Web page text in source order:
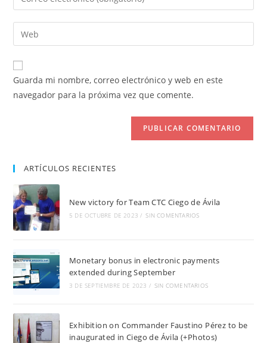
de
usuario
para
comentar
tu
dirección
de
electrónico
para
comentar
Introduce
la
URL
de
Guarda mi nombre, correo electrónico y web en este
navegador para la próxima vez que comente.
ARTÍCULOS RECIENTES
New victory for Team CTC Ciego de Ávila
5 DE OCTUBRE DE 2023 / SIN COMENTARIOS
Monetary bonus in electronic payments
extended during September
3 DE SEPTIEMBRE DE 2023 / SIN COMENTARIOS
Exhibition on Commander Faustino Pérez to be
inaugurated in Ciego de Ávila (+Photos)